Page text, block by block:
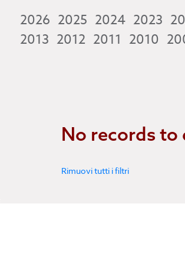
2026 2025 2024 2023
2013 2012 2011 2010
No records to
Rimuovi tutti i filtri